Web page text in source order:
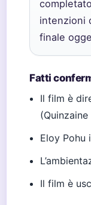
intenzioni
finale
Fatti
Il film è
Eloy Pohu
Il film è